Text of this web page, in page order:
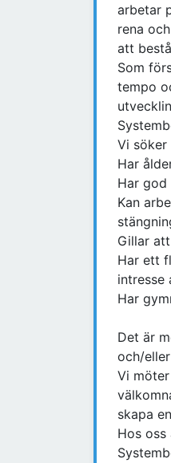
arbetar
rena
att
Som
tempo
Vi söker
Har
Har
Kan
Gillar
Har ett
intresse
Har
Det är
och/
Vi
skapa
Hos